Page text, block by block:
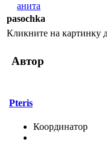
анита
pasochka
Кликните на картинку
Автор
Pteris
Координатор